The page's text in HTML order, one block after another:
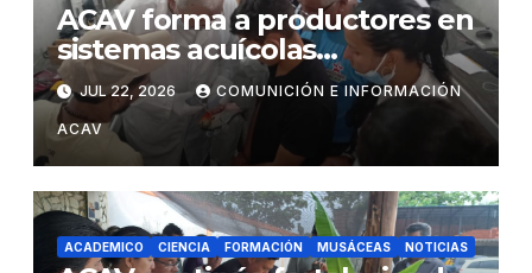
ACAV forma a productores en
sistemas acuícolas
sustentables en Barinas
JUL 22, 2026 COMUNICIÓN E INFORMACIÓN
ACAV
ACADEMICO CIENCIA FORMACIÓN MUSÁCEAS NOTICIAS